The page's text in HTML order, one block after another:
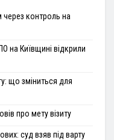
через контроль на
на Київщині відкрили
що зміниться для
про мету візиту
суд взяв під варту